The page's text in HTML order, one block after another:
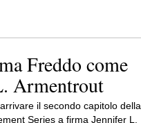
Freddo come
Armentrout
il secondo capitolo della
Series a firma Jennifer L.